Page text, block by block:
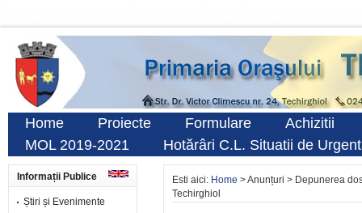
Home Proiecte Formulare
Achizitii
MOL 2019-2021
Hotărâri C.L. Situatii de
Informații Publice
Știri și Evenimente
Esti aici: Home > Anunțuri > Depunerea
Techirghiol